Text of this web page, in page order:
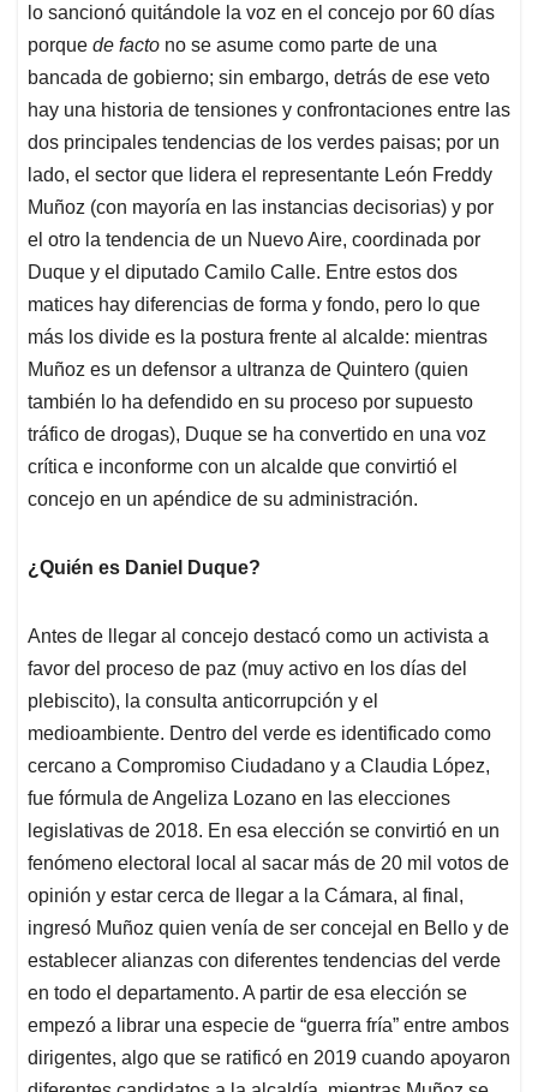
lo sancionó quitándole la voz en el concejo por 60 días
porque de facto no se asume como parte de una
bancada de gobierno; sin embargo, detrás de ese veto
hay una historia de tensiones y confrontaciones entre las
dos principales tendencias de los verdes paisas; por un
lado, el sector que lidera el representante León Freddy
Muñoz (con mayoría en las instancias decisorias) y por
el otro la tendencia de un Nuevo Aire, coordinada por
Duque y el diputado Camilo Calle. Entre estos dos
matices hay diferencias de forma y fondo, pero lo que
más los divide es la postura frente al alcalde: mientras
Muñoz es un defensor a ultranza de Quintero (quien
también lo ha defendido en su proceso por supuesto
tráfico de drogas), Duque se ha convertido en una voz
crítica e inconforme con un alcalde que convirtió el
concejo en un apéndice de su administración.
¿Quién es Daniel Duque?
Antes de llegar al concejo destacó como un activista a
favor del proceso de paz (muy activo en los días del
plebiscito), la consulta anticorrupción y el
medioambiente. Dentro del verde es identificado como
cercano a Compromiso Ciudadano y a Claudia López,
fue fórmula de Angeliza Lozano en las elecciones
legislativas de 2018. En esa elección se convirtió en un
fenómeno electoral local al sacar más de 20 mil votos de
opinión y estar cerca de llegar a la Cámara, al final,
ingresó Muñoz quien venía de ser concejal en Bello y de
establecer alianzas con diferentes tendencias del verde
en todo el departamento. A partir de esa elección se
empezó a librar una especie de “guerra fría” entre ambos
dirigentes, algo que se ratificó en 2019 cuando apoyaron